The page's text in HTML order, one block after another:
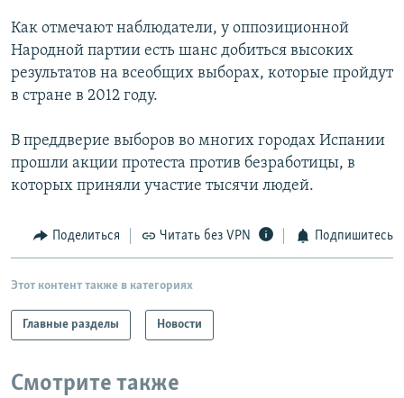
Все сайты РСЕ/РС
Как отмечают наблюдатели, у оппозиционной
Народной партии есть шанс добиться высоких
результатов на всеобщих выборах, которые пройдут
в стране в 2012 году.
В преддверие выборов во многих городах Испании
прошли акции протеста против безработицы, в
которых приняли участие тысячи людей.
Поделиться Читать без VPN Подпишитесь
Этот контент также в категориях
Главные разделы Новости
Смотрите также